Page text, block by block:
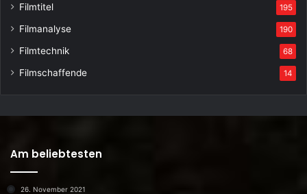
Filmtitel 195
Filmanalyse 190
Filmtechnik 68
Filmschaffende 14
Am beliebtesten
26. November 2021